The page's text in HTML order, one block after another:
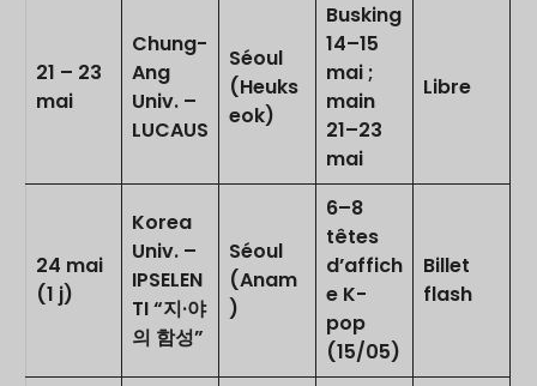
21 – 23
mai
Chung-
Ang
Univ. –
LUCAUS
Séoul
(Heuks
eok)
Busking
14–15
mai ;
main
21–23
mai
Libre
24 mai
(1 j)
Korea
Univ. –
IPSELEN
TI “지·야
의 함성”
Séoul
(Anam
)
6–8
têtes
d’affich
e K-
pop
(15/05)
Billet
flash